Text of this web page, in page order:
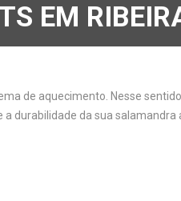
EM
de aquecimento. Nesse
durabilidade da sua salamandra